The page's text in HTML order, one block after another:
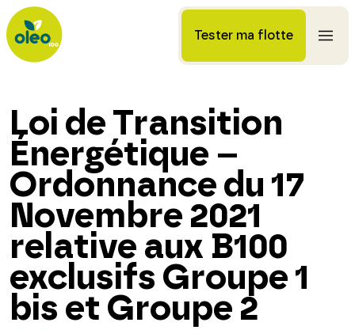
Tester ma flotte
Loi de Transition
Énergétique –
Ordonnance du 17
Novembre 2021
relative aux B100
exclusifs Groupe 1
bis et Groupe 2